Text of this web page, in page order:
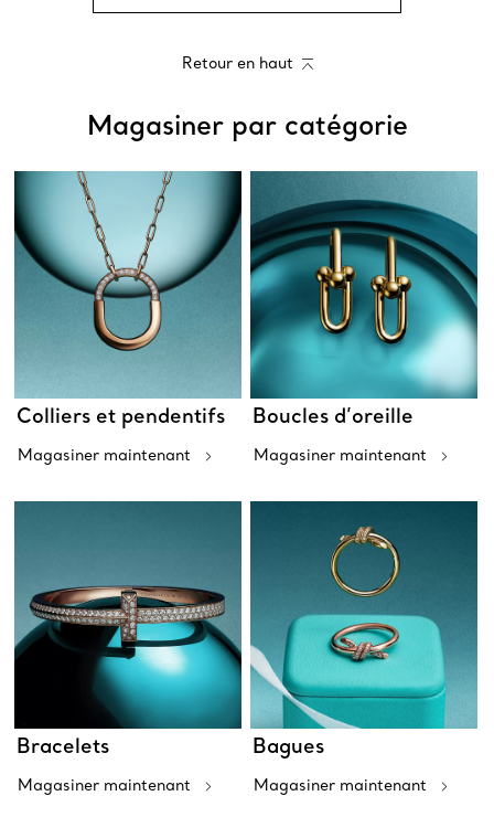
Retour en haut
Magasiner par catégorie
Colliers et pendentifs
Magasiner maintenant
Boucles d’oreille
Magasiner maintenant
Bracelets
Magasiner maintenant
Bagues
Magasiner maintenant